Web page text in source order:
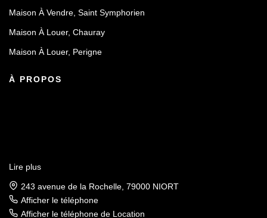
Maison À Vendre, Saint Symphorien
Maison À Louer, Chauray
Maison À Louer, Perigne
À PROPOS
Lire plus
243 avenue de la Rochelle, 79000 NIORT
Afficher le téléphone
Afficher le téléphone de Location